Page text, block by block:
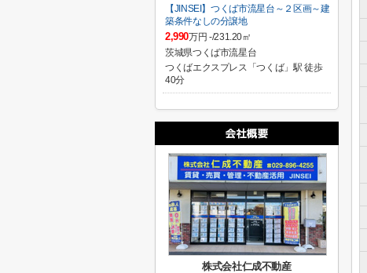
【JINSEI】つくば市流星台～２区画～建
築条件なしの分譲地
2,990万円 -/231.20㎡
茨城県つくば市流星台
つくばエクスプレス「つくば」駅 徒歩
40分
株式会社仁成不動産